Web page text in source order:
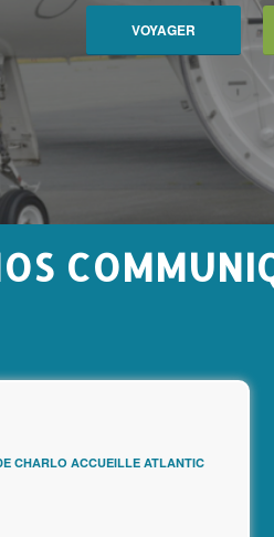
VOYAGER
CHARLO ACCUEILLE ATLANTIC